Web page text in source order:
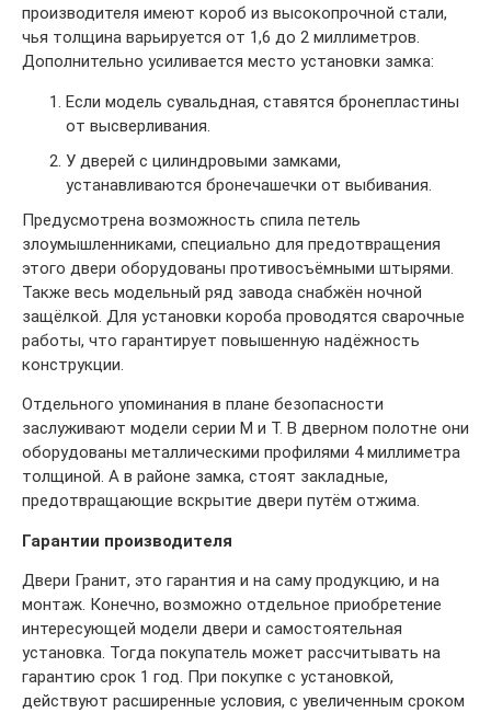
производителя имеют короб из высокопрочной стали,
чья толщина варьируется от 1,6 до 2 миллиметров.
Дополнительно усиливается место установки замка:
Если модель сувальдная, ставятся бронепластины
от высверливания.
У дверей с цилиндровыми замками,
устанавливаются бронечашечки от выбивания.
Предусмотрена возможность спила петель
злоумышленниками, специально для предотвращения
этого двери оборудованы противосъёмными штырями.
Также весь модельный ряд завода снабжён ночной
защёлкой. Для установки короба проводятся сварочные
работы, что гарантирует повышенную надёжность
конструкции.
Отдельного упоминания в плане безопасности
заслуживают модели серии М и Т. В дверном полотне они
оборудованы металлическими профилями 4 миллиметра
толщиной. А в районе замка, стоят закладные,
предотвращающие вскрытие двери путём отжима.
Гарантии производителя
Двери Гранит, это гарантия и на саму продукцию, и на
монтаж. Конечно, возможно отдельное приобретение
интересующей модели двери и самостоятельная
установка. Тогда покупатель может рассчитывать на
гарантию срок 1 год. При покупке с установкой,
действуют расширенные условия, с увеличенным сроком